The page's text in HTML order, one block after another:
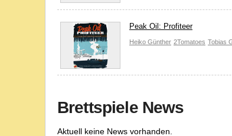
Peak Oil: Profiteer
Heiko Günther 2Tomatoes Tobias
Brettspiele News
Aktuell keine News vorhanden.